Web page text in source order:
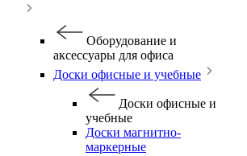
Оборудование и
аксессуары для офиса
Доски офисные и учебные
Доски офисные и
учебные
Доски магнитно-
маркерные